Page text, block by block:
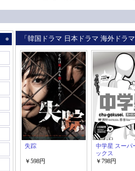
「韓国ドラマ 日本ドラマ 海外ドラ
失踪
￥598円
中学星 スーパ
ックス
￥798円